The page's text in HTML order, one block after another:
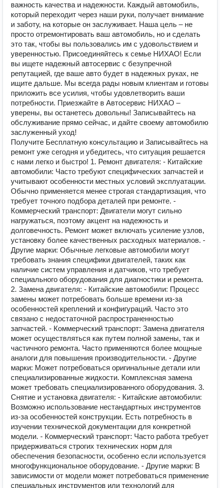
важность качества и надежности. Каждый автомобиль,
который переходит через наши руки, получает внимание
и заботу, на которые он заслуживает. Наша цель – не
просто отремонтировать ваш автомобиль, но и сделать
это так, чтобы вы пользовались им с удовольствием и
уверенностью. Присоединяйтесь к семье НИХАО! Если
вы ищете надежный автосервис с безупречной
репутацией, где ваше авто будет в надежных руках, не
ищите дальше. Мы всегда рады новым клиентам и готовы
приложить все усилия, чтобы удовлетворить ваши
потребности. Приезжайте в Автосервис НИХАО –
уверены, вы останетесь довольны! Записывайтесь на
обслуживание прямо сейчас, и дайте своему автомобилю
заслуженный уход!
Получите Бесплатную консультацию и Записывайтесь на
ремонт уже сегодня и убедитесь, что ситуация решается
с нами легко и быстро! 1. Ремонт двигателя: - Китайские
автомобили: Часто требуют специфических запчастей и
учитывают особенности местных условий эксплуатации.
Обычно применяется менее строгая стандартизация, что
требует точного подбора деталей при ремонте. -
Коммерческий транспорт: Двигатели могут сильно
нагружаться, поэтому акцент на надежность и
долговечность. Ремонт может включать усиление узлов,
установку более качественных расходных материалов. -
Другие марки: Обычные легковые автомобили могут
требовать знания специфики двигателей, таких как
наличие систем управления и датчиков, что требует
специального оборудования для диагностики и ремонта.
2. Замена двигателя: - Китайские автомобили: Процесс
замены может потребовать больше времени из-за
особенностей креплений и конфигураций. Часто это
связано с недостаточной распространенностью
запчастей. - Коммерческий транспорт: Замена двигателя
может осуществляться как путем полной замены, так и
частичного ремонта. Часто применяются более мощные
аналоги для повышения производительности. - Другие
марки: Может потребоваться оригинальные детали или
специализированные жидкости. Комплексная замена
может требовать специализированного оборудования. 3.
Снятие и установка двигателя: - Китайские автомобили:
Возможно использование нестандартных инструментов
из-за особенностей конструкции. Есть потребность в
изучении технической документации для конкретной
модели. - Коммерческий транспорт: Часто работа требует
придерживаться строгих технических норм для
обеспечения безопасности, особенно если используется
многофункциональное оборудование. - Другие марки: В
зависимости от модели может потребоваться применение
специальных инструментов или технологий для